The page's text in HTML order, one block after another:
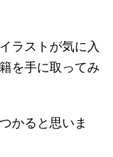
ラストが気に入
を手に取ってみ
かると思いま